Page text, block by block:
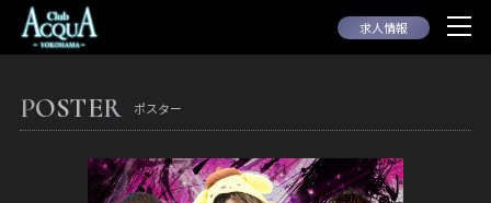
求人情報
POSTER ポスター